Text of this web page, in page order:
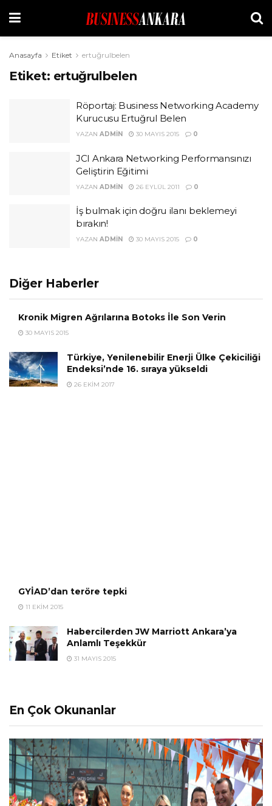
Anasayfa Etiket ertuğrulbelen
Etiket: ertuğrulbelen
Röportaj: Business Networking Academy
Kurucusu Ertuğrul Belen
YAZAN ADMIN 30 MAYIS 2015 0
JCI Ankara Networking Performansınızı
Geliştirin Eğitimi
YAZAN ADMIN 26 EYLÜL 2011 0
İş bulmak için doğru ilanı beklemeyi
bırakın!
YAZAN ADMIN 30 MAYIS 2015 0
Diğer Haberler
Kronik Migren Ağrılarına Botoks İle Son Verin
30 MAYIS 2015
Türkiye, Yenilenebilir Enerji Ülke Çekiciliği
Endeksi’nde 16. sıraya yükseldi
26 EKIM 2017
GYİAD’dan teröre tepki
11 EKIM 2015
Habercilerden JW Marriott Ankara’ya
Anlamlı Teşekkür
31 MAYIS 2015
En Çok Okunanlar